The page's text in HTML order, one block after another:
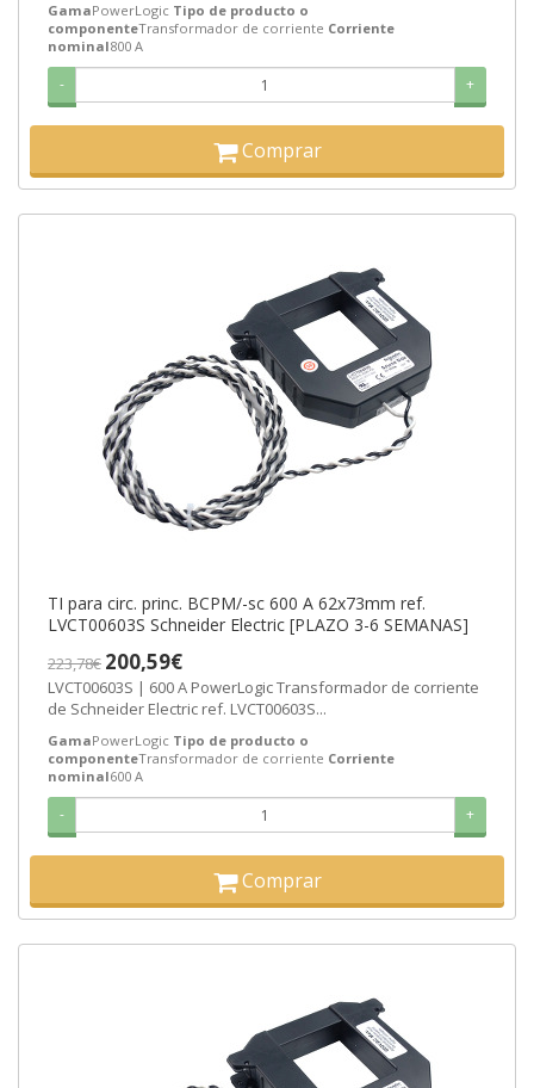
GamaPowerLogic Tipo de producto o
componenteTransformador de corriente Corriente
nominal800 A
- +
Comprar
TI para circ. princ. BCPM/-sc 600 A 62x73mm ref.
LVCT00603S Schneider Electric [PLAZO 3-6 SEMANAS]
223,78€ 200,59€
LVCT00603S | 600 A PowerLogic Transformador de corriente
de Schneider Electric ref. LVCT00603S...
GamaPowerLogic Tipo de producto o
componenteTransformador de corriente Corriente
nominal600 A
- +
Comprar